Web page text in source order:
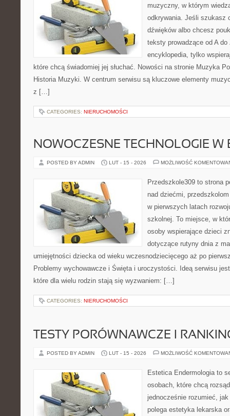
muzyczny, w którym
odkrywania. Jeśli szukasz
dźwięków albo chcesz
teksty prowadzące od A
encyklopedia, tylko
które chcą świadomiej jej słuchać. Nowości na stronie Muzyka
Historia Muzyki. W centrum serwisu są kluczowe elementy
z […]
CATEGORIES: NIERUCHOMOŚCI
NOWOCZESNE TECHNOLOGIE W
POSTED BY ADMIN LUT - 15 - 2026 MOŻLIWOŚĆ
Przedszkole309 to strona
nad dziećmi,
w pierwszych latach
szkolnej. To miejsce, w
osoby wspierające dzieci
dotyczące rutyny dnia z
umiejętności dziecka od wieku wczesnodziecięcego aż po
Problemy wychowawcze i Święta i uroczystości. Ideą serwisu
które dla wielu rodzin stają się wyzwaniem: […]
CATEGORIES: NIERUCHOMOŚCI
TESTY PORÓWNAWCZE I
POSTED BY ADMIN LUT - 15 - 2026 MOŻLIWOŚĆ
Estetica Endermologia to
osobach, które chcą
jednocześnie rozumieć,
polega estetyka lekarska